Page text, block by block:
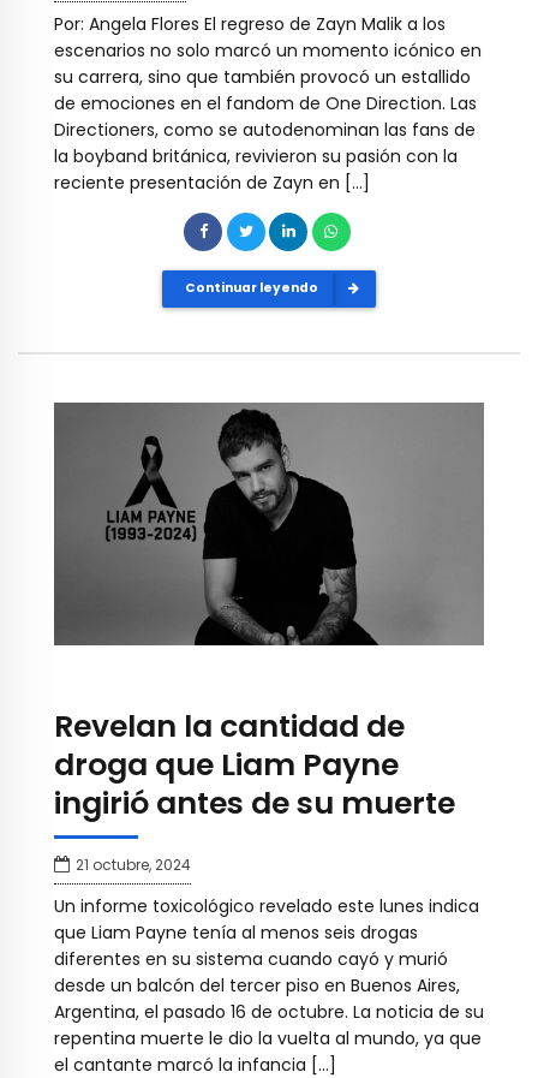
Por: Angela Flores El regreso de Zayn Malik a los
escenarios no solo marcó un momento icónico en
su carrera, sino que también provocó un estallido
de emociones en el fandom de One Direction. Las
Directioners, como se autodenominan las fans de
la boyband británica, revivieron su pasión con la
reciente presentación de Zayn en […]
Continuar leyendo
Revelan la cantidad de
droga que Liam Payne
ingirió antes de su muerte
21 octubre, 2024
Un informe toxicológico revelado este lunes indica
que Liam Payne tenía al menos seis drogas
diferentes en su sistema cuando cayó y murió
desde un balcón del tercer piso en Buenos Aires,
Argentina, el pasado 16 de octubre. La noticia de su
repentina muerte le dio la vuelta al mundo, ya que
el cantante marcó la infancia […]